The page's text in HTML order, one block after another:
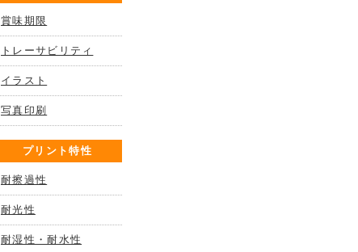
賞味期限
トレーサビリティ
イラスト
写真印刷
プリント特性
耐擦過性
耐光性
耐湿性・耐水性